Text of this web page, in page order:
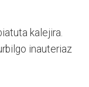
kalejira.
inauteriaz